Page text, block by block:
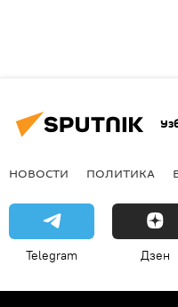
НОВОСТИ ПОЛИТИКА
Telegram Дзен